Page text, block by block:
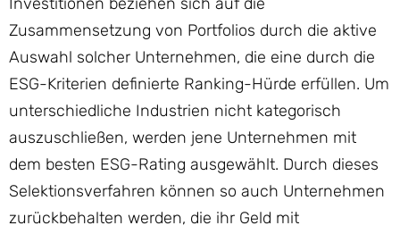
Zusammensetzung von Portfolios durch die aktive
Auswahl solcher Unternehmen, die eine durch die
ESG-Kriterien definierte Ranking-Hürde erfüllen. Um
unterschiedliche Industrien nicht kategorisch
auszuschließen, werden jene Unternehmen mit
dem besten ESG-Rating ausgewählt. Durch dieses
Selektionsverfahren können so auch Unternehmen
zurückbehalten werden, die ihr Geld mit